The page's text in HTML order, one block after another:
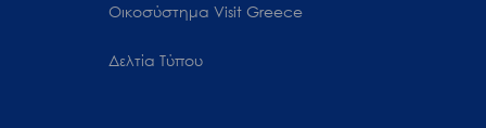
Oικοσύστημα Visit Greece
Δελτία Τύπου